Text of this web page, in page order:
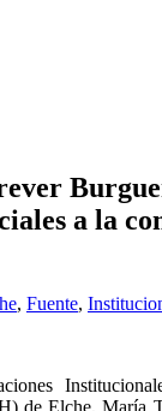
a la
, Fuente,
de Elche, María